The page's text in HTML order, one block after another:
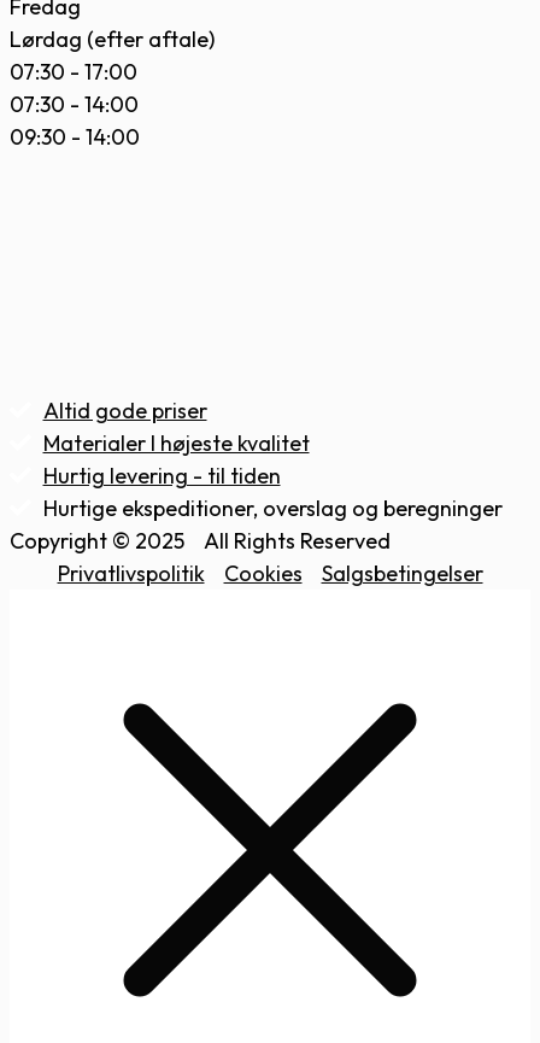
Fredag
Lørdag (efter aftale)
07:30 - 17:00
07:30 - 14:00
09:30 - 14:00
Altid gode priser
Materialer I højeste kvalitet
Hurtig levering - til tiden
Hurtige ekspeditioner, overslag og beregninger
Copyright © 2025
All Rights Reserved
Privatlivspolitik
Cookies Salgsbetingelser